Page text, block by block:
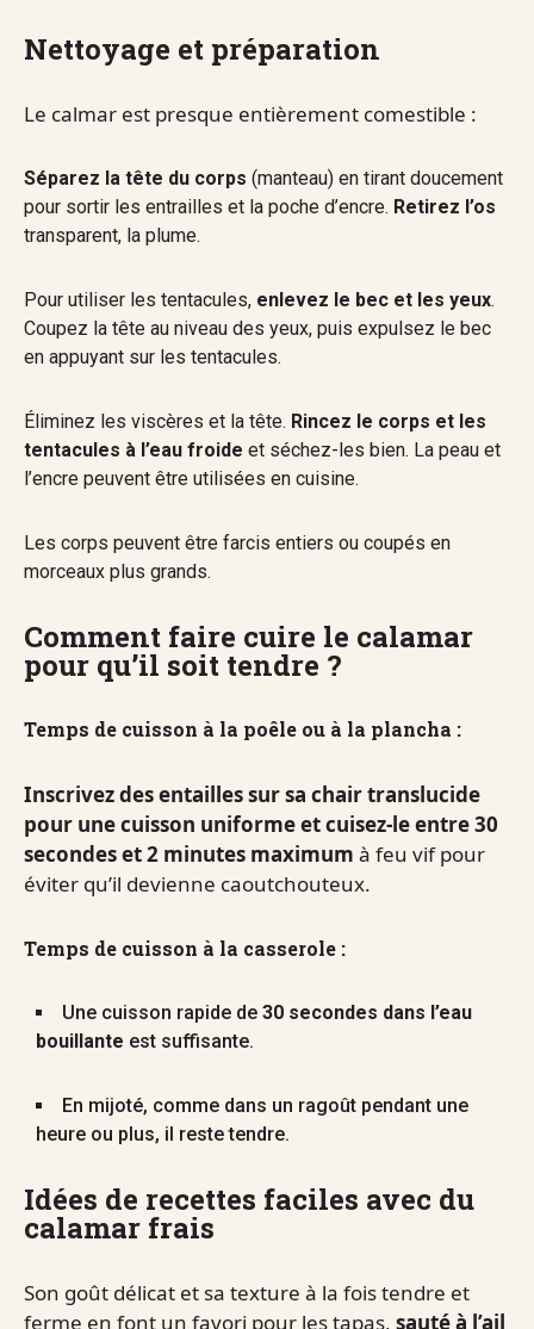
Nettoyage et préparation
Le calmar est presque entièrement comestible :
Séparez la tête du corps (manteau) en tirant doucement
pour sortir les entrailles et la poche d’encre. Retirez l’os
transparent, la plume.
Pour utiliser les tentacules, enlevez le bec et les yeux.
Coupez la tête au niveau des yeux, puis expulsez le bec
en appuyant sur les tentacules.
Éliminez les viscères et la tête. Rincez le corps et les
tentacules à l’eau froide et séchez-les bien. La peau et
l’encre peuvent être utilisées en cuisine.
Les corps peuvent être farcis entiers ou coupés en
morceaux plus grands.
Comment faire cuire le calamar
pour qu’il soit tendre ?
Temps de cuisson à la poêle ou à la plancha :
Inscrivez des entailles sur sa chair translucide
pour une cuisson uniforme et cuisez-le entre 30
secondes et 2 minutes maximum à feu vif pour
éviter qu’il devienne caoutchouteux.
Temps de cuisson à la casserole :
Une cuisson rapide de 30 secondes dans l’eau
bouillante est suffisante.
En mijoté, comme dans un ragoût pendant une
heure ou plus, il reste tendre.
Idées de recettes faciles avec du
calamar frais
Son goût délicat et sa texture à la fois tendre et
ferme en font un favori pour les tapas, sauté à l’ail